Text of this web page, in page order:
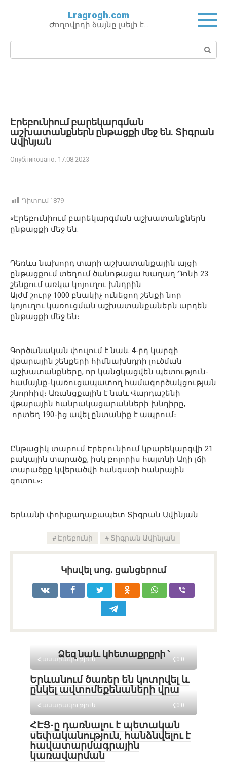
Lragrogh.com
Ժողովրդի ձայնը լսելի է…
Поиск:
Էրեբունիում բարեկարգման
աշխատանքներն ընթացքի մեջ են․ Տիգրան
Ավինյան
Опубликовано: 17.08.2023
Դիտում ՝ 879
«Էրեբունիում բարեկարգման աշխատանքներն
ընթացքի մեջ են:
Դեռևս նախորդ տարի աշխատանքային այցի
ընթացքում տեղում ծանոթացա Խաղաղ Դոնի 23
շենքում առկա կոյուղու խնդրին:
Այժմ շուրջ 1000 բնակիչ ունեցող շենքի նոր
կոյուղու կառուցման աշխատանքաներն արդեն
ընթացքի մեջ են։
Գործանական փուլում է նաև 4-րդ կարգի
վթարային շենքերի հիմնախնդրի լուծման
աշխատանքները, որ կանցկացվեն պետություն-
համայնք-կառուցապատող համագործակցության
շնորհիվ։ Առանցքային է նաև Վարդաշենի
վթարային հանրակացարանների խնդիրը,
որտեղ 190-ից ավել ընտանիք է ապրում։
Ընթացիկ տարում Էրեբունիում կբարեկարգվի 21
բակային տարածք, իսկ բոլորիս հայտնի Աղի լճի
տարածքը կվերածվի հանգստի հանրային
գոտու»։
Երևանի փոխքաղաքապետ Տիգրան Ավինյան
Էրեբունի Տիգրան Ավինյան
Կիսվել սոց․ ցանցերում
Ձեզ նաև կհետաքրքրի ՝
Հասարակություն 0
Երևանում ծառեր են կոտրվել և
ընկել ավտոմեքենաների վրա
Հասարակություն 0
ՀԷՑ-ը դառնալու է պետական
սեփականություն, հանձնվելու է
հավատարմագրային
կառավարման